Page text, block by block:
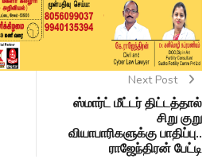
Next Post
ஸ்மார்ட் மீட்டர் திட்டத்தால்
சிறு குறு
வியாபாரிகளுக்கு பாதிப்பு..
ராஜேந்திரன் பேட்டி